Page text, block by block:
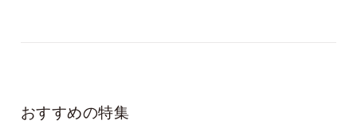
おすすめの特集